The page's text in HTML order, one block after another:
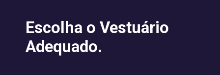
Escolha o Vestuário
Adequado.